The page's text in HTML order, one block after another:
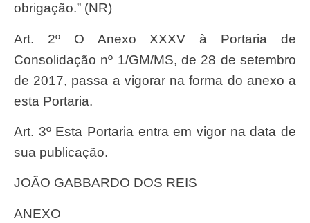
obrigação.” (NR)
Art. 2º O Anexo XXXV à Portaria de
Consolidação nº 1/GM/MS, de 28 de setembro
de 2017, passa a vigorar na forma do anexo a
esta Portaria.
Art. 3º Esta Portaria entra em vigor na data de
sua publicação.
JOÃO GABBARDO DOS REIS
ANEXO